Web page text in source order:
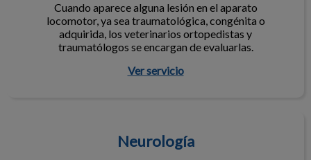
Cuando aparece alguna lesión en el aparato
locomotor, ya sea traumatológica, congénita o
adquirida, los veterinarios ortopedistas y
traumatólogos se encargan de evaluarlas.
Ver servicio
Neurología